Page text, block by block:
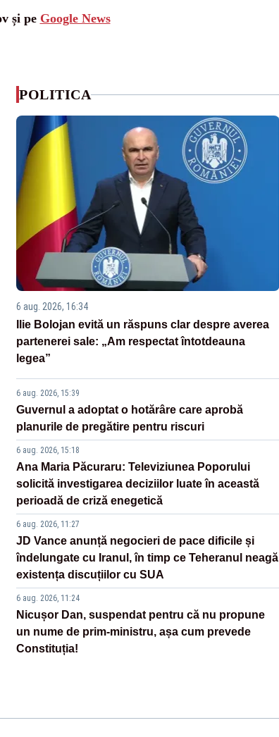
și pe Google News
POLITICA
6 aug. 2026, 16:34
Ilie Bolojan evită un răspuns clar despre averea
partenerei sale: „Am respectat întotdeauna
legea”
6 aug. 2026, 15:39
Guvernul a adoptat o hotărâre care aprobă
planurile de pregătire pentru riscuri
6 aug. 2026, 15:18
Ana Maria Păcuraru: Televiziunea Poporului
solicită investigarea deciziilor luate în această
perioadă de criză enegetică
6 aug. 2026, 11:27
JD Vance anunță negocieri de pace dificile și
îndelungate cu Iranul, în timp ce Teheranul neagă
existența discuțiilor cu SUA
6 aug. 2026, 11:24
Nicușor Dan, suspendat pentru că nu propune
un nume de prim-ministru, așa cum prevede
Constituția!